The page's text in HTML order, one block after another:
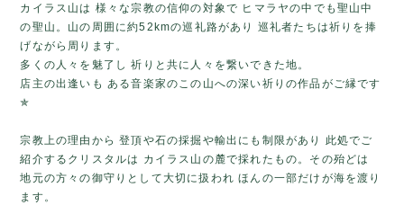
カイラス山は 様々な宗教の信仰の対象で ヒマラヤの中でも聖山中
の聖山。山の周囲に約52kmの巡礼路があり 巡礼者たちは祈りを捧
げながら周ります。
多くの人々を魅了し 祈りと共に人々を繋いできた地。
店主の出逢いも ある音楽家のこの山への深い祈りの作品がご縁です
✯
宗教上の理由から 登頂や石の採掘や輸出にも制限があり 此処でご
紹介するクリスタルは カイラス山の麓で採れたもの。その殆どは
地元の方々の御守りとして大切に扱われ ほんの一部だけが海を渡り
ます。